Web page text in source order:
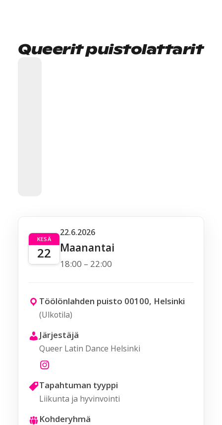
Queerit puistolattarit
KESÄ
22
22.6.2026
Maanantai
18:00 – 22:00
Töölönlahden puisto 00100, Helsinki
(Ulkotila)
Järjestäjä
Queer Latin Dance Helsinki
Tapahtuman tyyppi
Liikunta ja hyvinvointi
Kohderyhmä